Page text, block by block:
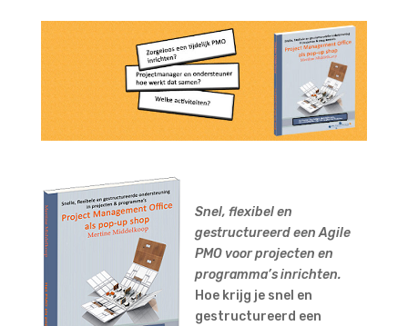
Snel, flexibel en
gestructureerd een Agile
PMO voor projecten en
programma’s inrichten.
Hoe krijg je snel en
gestructureerd een